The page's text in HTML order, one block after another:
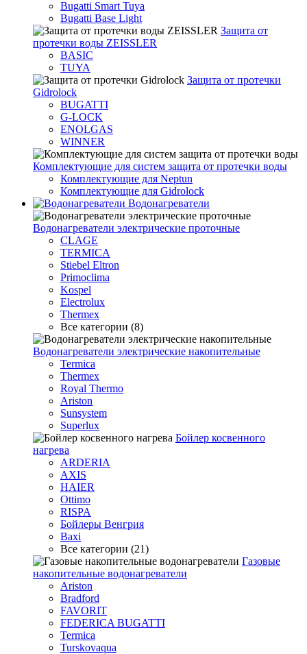
Bugatti Smart Tuya
Bugatti Base Light
Защита от
протечки воды ZEISSLER
BASIC
TUYA
Защита от протечки
Gidrolock
BUGATTI
G-LOCK
ENOLGAS
WINNER
Комплектующие для систем защита от протечки воды
Комплектующие для Neptun
Комплектующие для Gidrolock
Водонагреватели
Водонагреватeли электрические проточные
CLAGE
TERMICA
Stiebel Eltron
Primoclima
Kospel
Electrolux
Thermex
Все категории (8)
Водонагреватели электрические накопительные
Termica
Thermex
Royal Thermo
Ariston
Sunsystem
Superlux
Бойлер косвенного
нагрева
ARDERIA
AXIS
HAIER
Ottimo
RISPA
Бойлеры Венгрия
Baxi
Все категории (21)
Газовые
накопительные водонагреватели
Ariston
Bradford
FAVORIT
FEDERICA BUGATTI
Termica
Turskovaqua